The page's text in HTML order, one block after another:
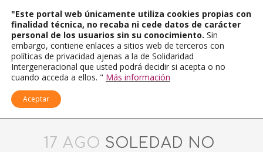
17 AGO SOLEDAD NO
"Este portal web únicamente utiliza cookies propias con
finalidad técnica, no recaba ni cede datos de carácter
personal de los usuarios sin su conocimiento. Sin
embargo, contiene enlaces a sitios web de terceros con
políticas de privacidad ajenas a la de Solidaridad
Intergeneracional que usted podrá decidir si acepta o no
cuando acceda a ellos. " Más información
Aceptar